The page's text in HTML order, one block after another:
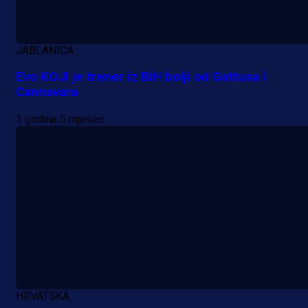
JABLANICA
Evo KOJI je trener iz BiH bolji od Gattusa i
Cannavara
1 godina 5 mjesec
HRVATSKA